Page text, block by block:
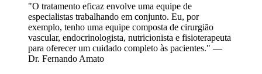
"O tratamento eficaz envolve uma equipe de
especialistas trabalhando em conjunto. Eu, por
exemplo, tenho uma equipe composta de cirurgião
vascular, endocrinologista, nutricionista e fisioterapeuta
para oferecer um cuidado completo às pacientes." —
Dr. Fernando Amato